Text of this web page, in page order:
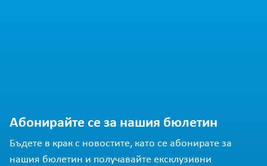
Абонирайте се за нашия бюлетин
Бъдете в крак с новостите, като се абонирате за
нашия бюлетин и получавайте ексклузивни